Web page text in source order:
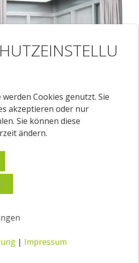
x T):
Cookies genutzt. Sie
akzeptieren oder nur
Sie können diese
ändern.
| Impressum